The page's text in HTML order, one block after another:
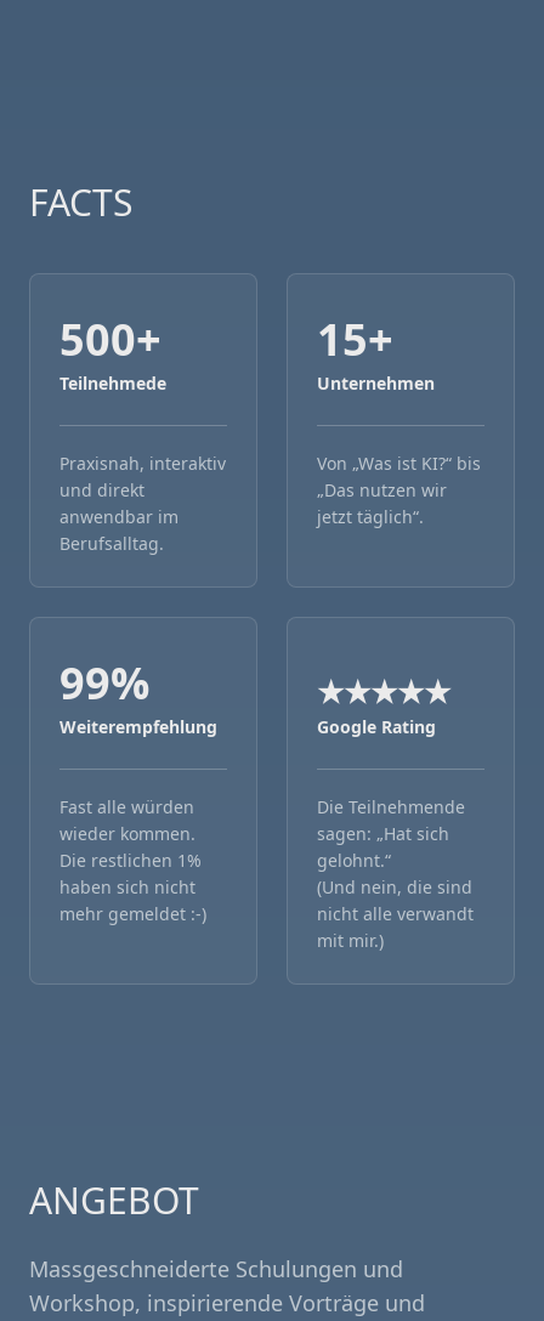
FACTS
500+
Teilnehmede
Praxisnah, interaktiv
und direkt
anwendbar im
Berufsalltag.
15+
Unternehmen
Von „Was ist KI?“ bis
„Das nutzen wir
jetzt täglich“.
99%
Weiterempfehlung
Fast alle würden
wieder kommen.
Die restlichen 1%
haben sich nicht
mehr gemeldet :-)
★★★★★
Google Rating
Die Teilnehmende
sagen: „Hat sich
gelohnt.“
(Und nein, die sind
nicht alle verwandt
mit mir.)
ANGEBOT
Massgeschneiderte Schulungen und
Workshop, inspirierende Vorträge und